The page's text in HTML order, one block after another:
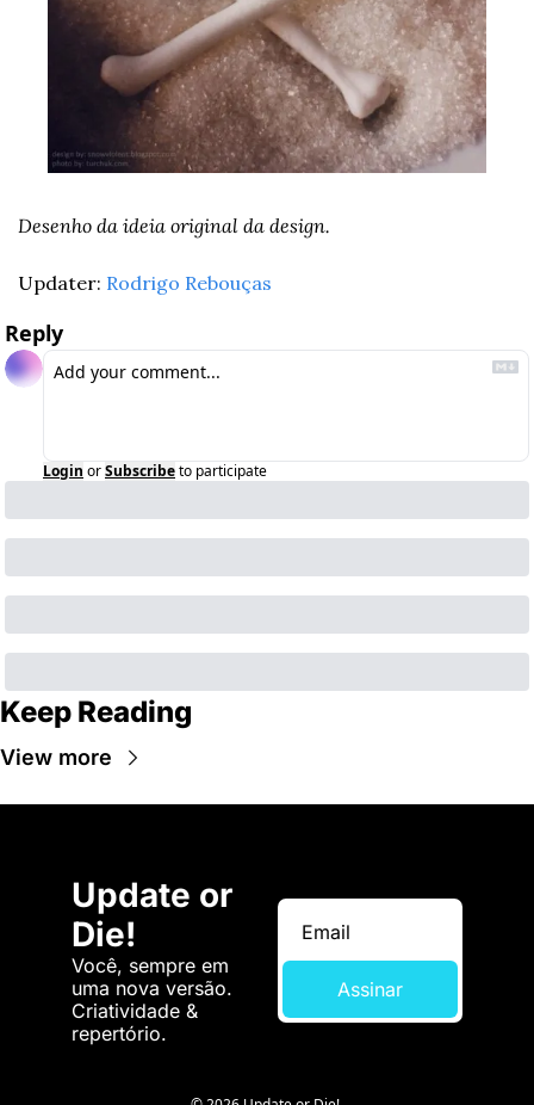
Desenho da ideia original da design.
Updater: Rodrigo Rebouças
Reply
Login orSubscribeto participate
Keep Reading
View more
Update or
Die!
Você, sempre em
uma nova versão.
Criatividade &
repertório.
Assinar